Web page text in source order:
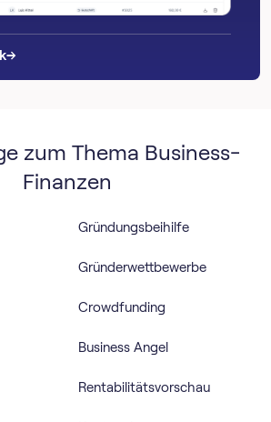
→
zum Thema Business-
Finanzen
Gründungsbeihilfe
Gründerwettbewerbe
Crowdfunding
Business Angel
Rentabilitätsvorschau